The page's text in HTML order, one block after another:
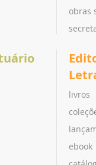
obras
livros
ebook